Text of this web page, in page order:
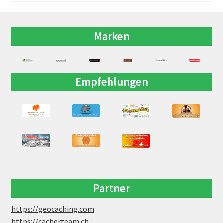
Marken
Empfehlungen
Partner
https://geocaching.com